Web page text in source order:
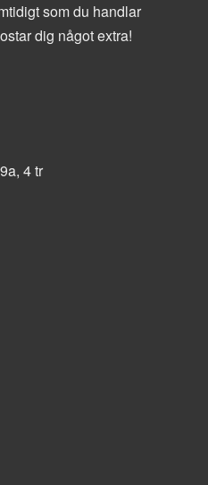
som du handlar
dig något extra!
4 tr